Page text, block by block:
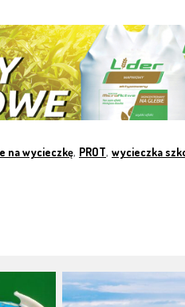
na wycieczkę, PROT, wycieczka